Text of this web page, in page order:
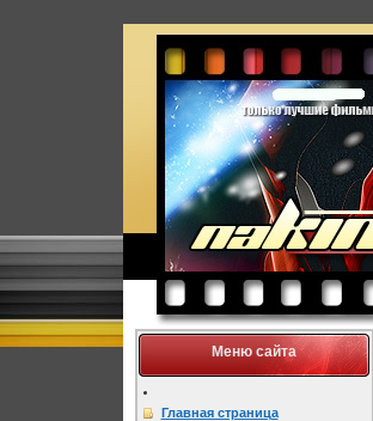
Меню сайта
Главная страница